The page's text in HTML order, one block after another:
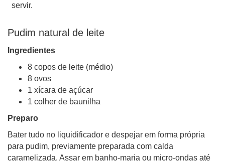
servir.
Pudim natural de leite
Ingredientes
8 copos de leite (médio)
8 ovos
1 xícara de açúcar
1 colher de baunilha
Preparo
Bater tudo no liquidificador e despejar em forma própria
para pudim, previamente preparada com calda
caramelizada. Assar em banho-maria ou micro-ondas até